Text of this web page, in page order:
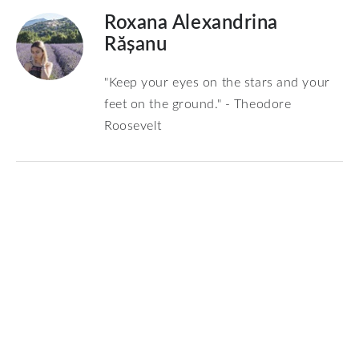
Roxana Alexandrina
Rășanu
"Keep your eyes on the stars and your
feet on the ground." - Theodore
Roosevelt